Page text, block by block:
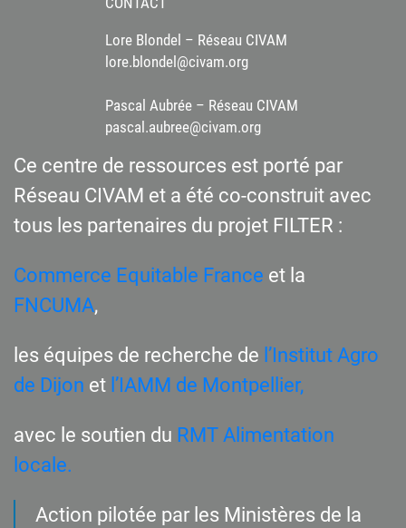
Lore Blondel – Réseau CIVAM
lore.blondel@civam.org
Pascal Aubrée – Réseau CIVAM
pascal.aubree@civam.org
Ce centre de ressources est porté par
Réseau CIVAM et a été co-construit avec
tous les partenaires du projet FILTER :
Commerce Equitable France et la
FNCUMA,
les équipes de recherche de l’Institut Agro
de Dijon et l’IAMM de Montpellier,
avec le soutien du RMT Alimentation
locale.
Action pilotée par les Ministères de la